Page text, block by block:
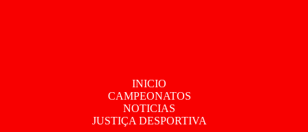
INICIO
CAMPEONATOS
NOTICIAS
JUSTIÇA DESPORTIVA